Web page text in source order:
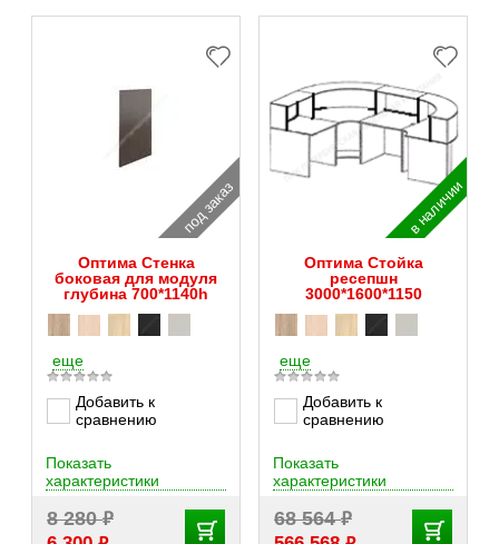
под заказ
Оптима Стенка
боковая для модуля
глубина 700*1140h
еще
Добавить к
сравнению
8 280₽
Показать
характеристики
в наличии
Оптима Стойка
ресепшн
3000*1600*1150
еще
Добавить к
сравнению
68 564₽
Показать
характеристики